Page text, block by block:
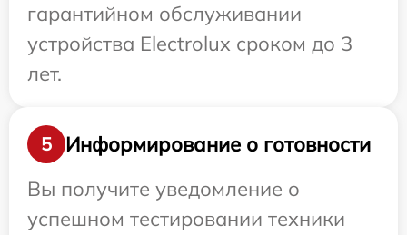
гарантийном обслуживании
устройства Electrolux сроком до 3
лет.
5
Информирование о готовности
Вы получите уведомление о
успешном тестировании техники